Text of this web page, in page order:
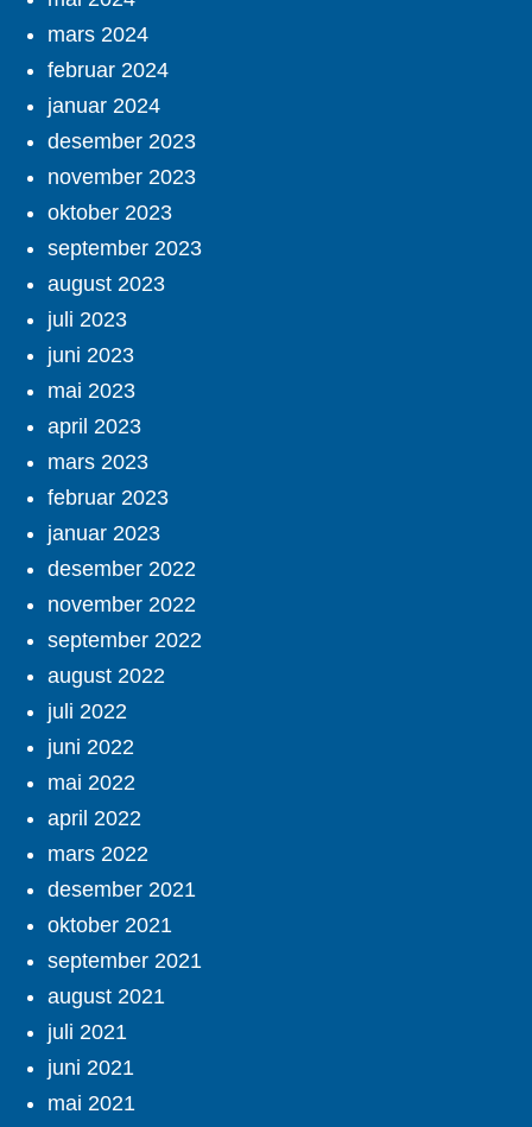
mars 2024
februar 2024
januar 2024
desember 2023
november 2023
oktober 2023
september 2023
august 2023
juli 2023
juni 2023
mai 2023
april 2023
mars 2023
februar 2023
januar 2023
desember 2022
november 2022
september 2022
august 2022
juli 2022
juni 2022
mai 2022
april 2022
mars 2022
desember 2021
oktober 2021
september 2021
august 2021
juli 2021
juni 2021
mai 2021